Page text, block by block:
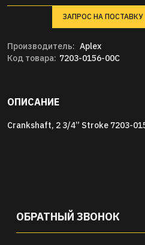
ЗАПРОС НА ПОСТАВКУ
Производитель: Aplex
Код товара: 7203-0156-00C
ОПИСАНИЕ
Crankshaft, 2 3/4” Stroke 7203-
ОБРАТНЫЙ ЗВОНОК